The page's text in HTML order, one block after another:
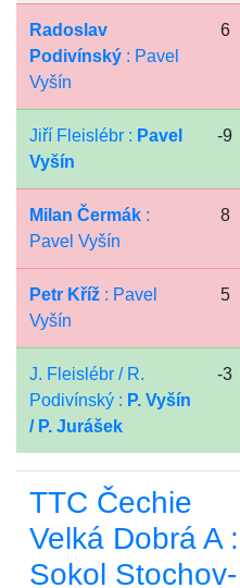
Radoslav
Podivínský : Pavel
Vyšín
6
Jiří Fleislébr : Pavel
Vyšín
-9
Milan Čermák :
Pavel Vyšín
8
Petr Kříž : Pavel
Vyšín
5
J. Fleislébr / R.
Podivínský : P. Vyšín
/ P. Jurášek
-3
TTC Čechie
Velká Dobrá A :
Sokol Stochov-